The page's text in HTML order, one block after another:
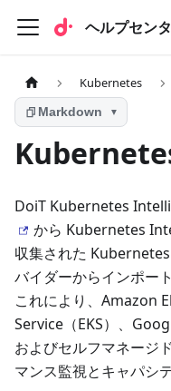
ヘルプセン
Kubernetes
Markdown ▼
DoiT Kubernetes
から Kubernetes
収集された
バイダーからインポー
これにより、Amazon
Service（EKS）、
およびセルフマネージ
マンス監視とキャパシ